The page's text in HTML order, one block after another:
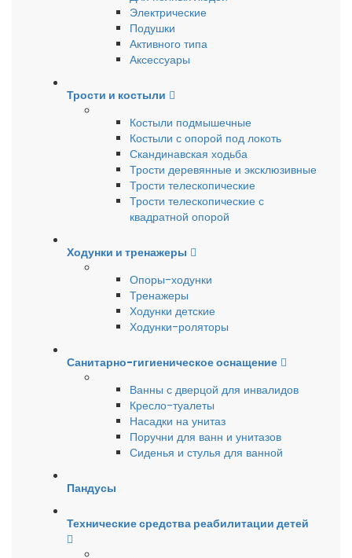
Электрические
Подушки
Активного типа
Аксессуары
Трости и костыли
Костыли подмышечные
Костыли с опорой под локоть
Скандинавская ходьба
Трости деревянные и эксклюзивные
Трости телескопические
Трости телескопические с
квадратной опорой
Ходунки и тренажеры
Опоры-ходунки
Тренажеры
Ходунки детские
Ходунки-роляторы
Санитарно-гигиеническое оснащение
Ванны с дверцой для инвалидов
Кресло-туалеты
Насадки на унитаз
Поручни для ванн и унитазов
Сиденья и стулья для ванной
Пандусы
Технические средства реабилитации детей